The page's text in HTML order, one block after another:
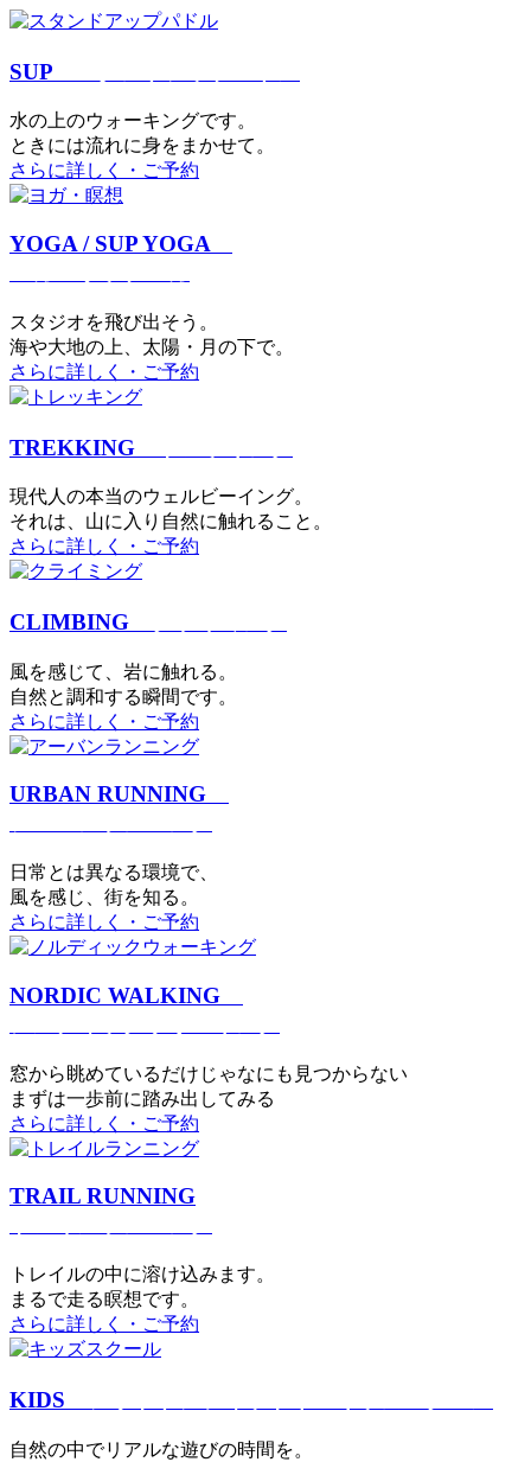
SUP
⽔の上のウォーキングです。
ときには流れに身をまかせて。
さらに詳しく・ご予約
YOGA / SUP YOGA
スタジオを⾶び出そう。
海や大地の上、太陽・⽉の下で。
さらに詳しく・ご予約
TREKKING
現代⼈の本当のウェルビーイング。
それは、⼭に⼊り⾃然に触れること。
さらに詳しく・ご予約
CLIMBING
⾵を感じて、岩に触れる。
⾃然と調和する瞬間です。
さらに詳しく・ご予約
URBAN RUNNING
日常とは異なる環境で、
風を感じ、街を知る。
さらに詳しく・ご予約
NORDIC WALKING
窓から眺めているだけじゃなにも見つからない
まずは一歩前に踏み出してみる
さらに詳しく・ご予約
TRAIL RUNNING
トレイルの中に溶け込みます。
まるで⾛る瞑想です。
さらに詳しく・ご予約
KIDS
⾃然の中でリアルな遊びの時間を。